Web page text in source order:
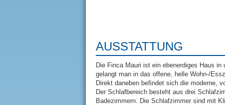
AUSSTATTUNG
Die Finca Mauri ist ein ebenerdiges Haus
gelangt man in das offene, helle Wohn-/
Direkt daneben befindet sich die moderne,
Der Schlafbereich besteht aus drei
Badezimmern. Die Schlafzimmer sind mit